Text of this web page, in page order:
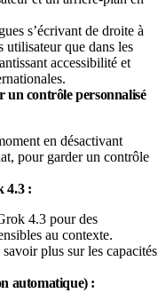
s’écrivant de droite à
utilisateur que dans les
accessibilité et
un contrôle personnalisé
en désactivant
pour garder un contrôle
4.3 :
4.3 pour des
au contexte.
plus sur les capacités
automatique) :